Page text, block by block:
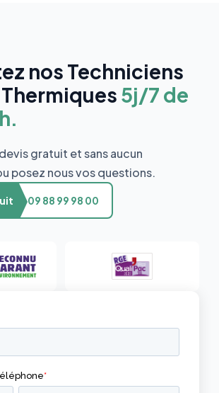
nos Techniciens
5j/7 de
gratuit et sans aucun
posez nous vos questions.
09 88 99 98 00